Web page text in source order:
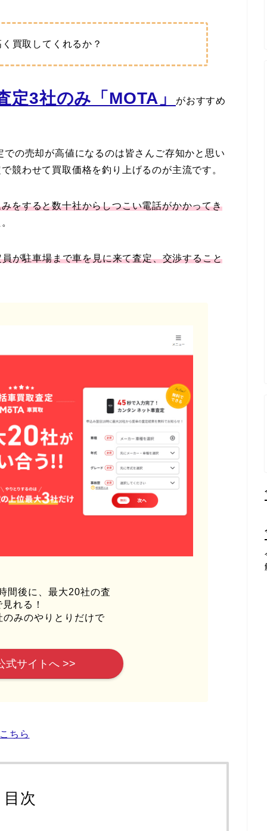
買取してくれるか？
定3社のみ「MOTA」 がおすすめ
の売却が高値になるのは皆さんご存知かと思い
競わせて買取価格を釣り上げるのが主流です。
をすると数十社からしつこい電話がかかってき
が駐車場まで車を見に来て査定、交渉すること
間後に、最大20社の査
れる！
のみのやりとりだけで
式サイトへ >>
こちら
目次